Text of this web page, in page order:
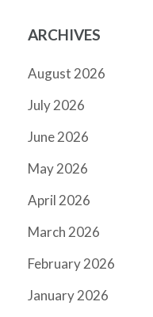
ARCHIVES
August 2026
July 2026
June 2026
May 2026
April 2026
March 2026
February 2026
January 2026